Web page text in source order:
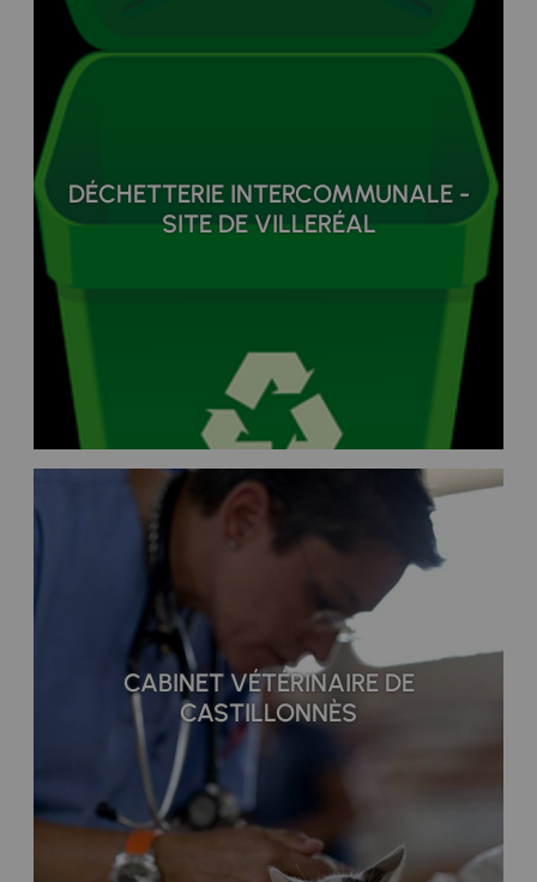
DÉCHETTERIE INTERCOMMUNALE -
SITE DE VILLERÉAL
CABINET VÉTÉRINAIRE DE
CASTILLONNÈS